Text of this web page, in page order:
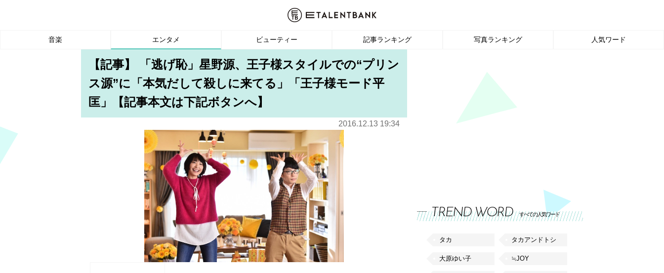
音楽 エンタメ ビューティー 記事ランキング 写真ランキング 人気ワード
【記事】 「逃げ恥」星野源、王子様スタイルでの“プリン
ス源”に「本気だして殺しに来てる」「王子様モード平
匡」【記事本文は下記ボタンへ】
2016.12.13 19:34
TREND WORD すべての人気ワード
タカ タカアンドトシ
大原ゆい子 ≒JOY